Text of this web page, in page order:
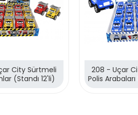
City Sürtmeli
(Standı 12'li)
208 - Uçar
Polis Arabaları